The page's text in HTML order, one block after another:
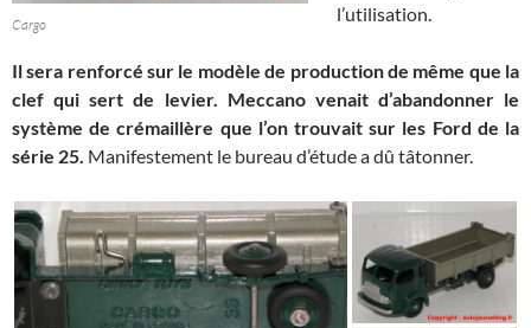
Cargo
l’utilisation.
Il sera renforcé sur le modèle de production de même que la
clef qui sert de levier. Meccano venait d’abandonner le
système de crémaillère que l’on trouvait sur les Ford de la
série 25. Manifestement le bureau d’étude a dû tâtonner.